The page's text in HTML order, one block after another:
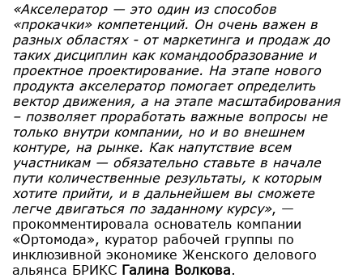
«Акселератор — это один из способов
«прокачки» компетенций. Он очень важен в
разных областях - от маркетинга и продаж до
таких дисциплин как командообразование и
проектное проектирование. На этапе нового
продукта акселератор помогает определить
вектор движения, а на этапе масштабирования
– позволяет проработать важные вопросы не
только внутри компании, но и во внешнем
контуре, на рынке. Как напутствие всем
участникам — обязательно ставьте в начале
пути количественные результаты, к которым
хотите прийти, и в дальнейшем вы сможете
легче двигаться по заданному курсу», —
прокомментировала основатель компании
«Ортомода», куратор рабочей группы по
инклюзивной экономике Женского делового
альянса БРИКС Галина Волкова.